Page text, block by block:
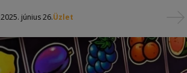
2025. június 26.Üzlet